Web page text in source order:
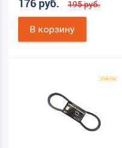
176 руб. 195 руб.
В корзину